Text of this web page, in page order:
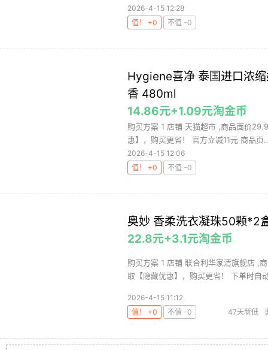
2026-4-15 12:28
值！ +0
不值 -0
Hygiene喜净 泰国进口浓
香 480ml
14.86元+1.09元淘金币
购买方案 1 店铺 天猫超市 ,商品面价
惠】，购买更省！ 官方立减11元 商品页
2026-4-15 12:06
值！ +0
不值 -0
奥妙 香柔洗衣凝珠50颗*2
22.8元+3.1元淘金币
购买方案 1 店铺 联合利华家清旗舰店 ,
取【隐藏优惠】，购买更省！ 下单时自
2026-4-15 11:12
值！ +0
不值 -0 47天新低